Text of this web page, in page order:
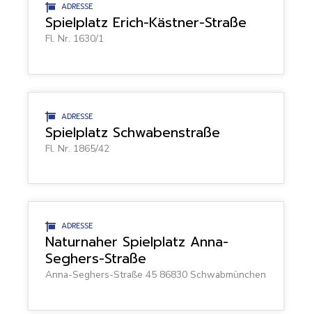
ADRESSE
Spielplatz Erich-Kästner-Straße
Fl. Nr. 1630/1
ADRESSE
Spielplatz Schwabenstraße
Fl. Nr. 1865/42
ADRESSE
Naturnaher Spielplatz Anna-
Seghers-Straße
Anna-Seghers-Straße 45 86830 Schwabmünchen